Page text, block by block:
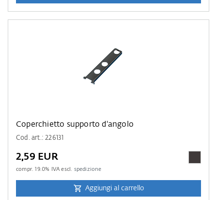
Coperchietto supporto d'angolo
Cod. art.: 226131
2,59 EUR
compr.19.0% IVA escl. spedizione
Aggiungi al carrello